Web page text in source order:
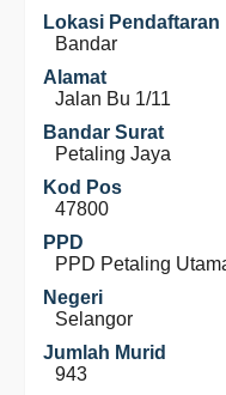
Lokasi Pendaftaran
Bandar
Alamat
Jalan Bu 1/11
Bandar Surat
Petaling Jaya
Kod Pos
47800
PPD
PPD Petaling
Negeri
Selangor
Jumlah Murid
943